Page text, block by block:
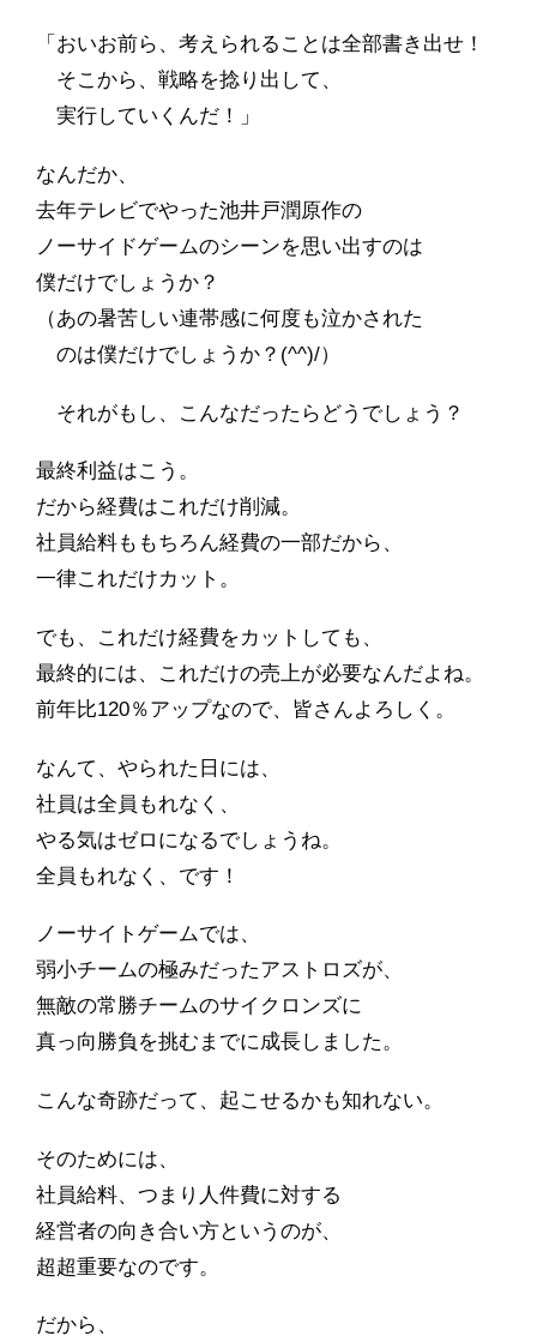
「おいお前ら、考えられることは全部書き出せ！
そこから、戦略を捻り出して、
実行していくんだ！」
なんだか、
去年テレビでやった池井戸潤原作の
ノーサイドゲームのシーンを思い出すのは
僕だけでしょうか？
（あの暑苦しい連帯感に何度も泣かされた
のは僕だけでしょうか？(^^)/）
それがもし、こんなだったらどうでしょう？
最終利益はこう。
だから経費はこれだけ削減。
社員給料ももちろん経費の一部だから、
一律これだけカット。
でも、これだけ経費をカットしても、
最終的には、これだけの売上が必要なんだよね。
前年比120％アップなので、皆さんよろしく。
なんて、やられた日には、
社員は全員もれなく、
やる気はゼロになるでしょうね。
全員もれなく、です！
ノーサイトゲームでは、
弱小チームの極みだったアストロズが、
無敵の常勝チームのサイクロンズに
真っ向勝負を挑むまでに成長しました。
こんな奇跡だって、起こせるかも知れない。
そのためには、
社員給料、つまり人件費に対する
経営者の向き合い方というのが、
超超重要なのです。
だから、